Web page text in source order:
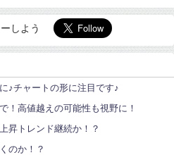
しよう
♪チャートの形に注目です♪
高値越えの可能性も視野に！
トレンド継続か！？
のか！？